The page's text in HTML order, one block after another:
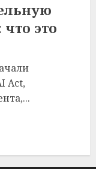
это
Act,